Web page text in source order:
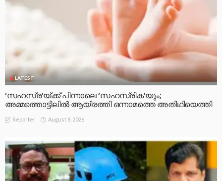
LATEST
‘സഹസ്ര’യ്ക്ക് പിന്നാലെ ‘സഹസ്രിക’യും;
അമ്മത്തൊട്ടിലിൽ ആയിരത്തി ഒന്നാമത്തെ അതിഥിയെത്തി
Reporter August 8, 2026